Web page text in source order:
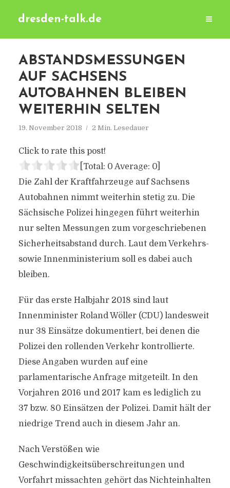
dresden-talk.de
ABSTANDSMESSUNGEN
AUF SACHSENS
AUTOBAHNEN BLEIBEN
WEITERHIN SELTEN
19. November 2018 2 Min. Lesedauer
Click to rate this post!
[Total: 0 Average: 0]
Die Zahl der Kraftfahrzeuge auf Sachsens
Autobahnen nimmt weiterhin stetig zu. Die
Sächsische Polizei hingegen führt weiterhin
nur selten Messungen zum vorgeschriebenen
Sicherheitsabstand durch. Laut dem Verkehrs-
sowie Innenministerium soll es dabei auch
bleiben.
Für das erste Halbjahr 2018 sind laut
Innenminister Roland Wöller (CDU) landesweit
nur 38 Einsätze dokumentiert, bei denen die
Polizei den rollenden Verkehr kontrollierte.
Diese Angaben wurden auf eine
parlamentarische Anfrage mitgeteilt. In den
Vorjahren 2016 und 2017 kam es lediglich zu
37 bzw. 80 Einsätzen der Polizei. Damit hält der
niedrige Trend auch in diesem Jahr an.
Nach Verstößen wie
Geschwindigkeitsüberschreitungen und
Vorfahrt missachten gehört das Nichteinhalten